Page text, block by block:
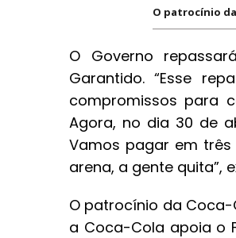
O patrocínio da
O Governo
Garantido. “Esse
compromissos para
Agora, no dia 30 de
Vamos pagar em
arena, a gente quita”,
O patrocínio da Coca-
a Coca-Cola apoia o